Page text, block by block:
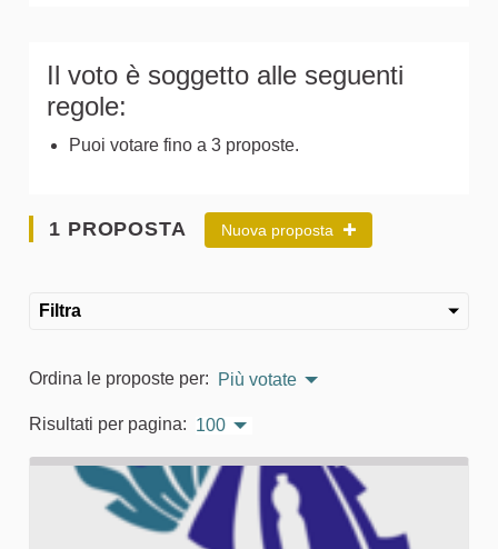
Il voto è soggetto alle seguenti
regole:
Puoi votare fino a 3 proposte.
1 PROPOSTA Nuova proposta
Filtra
Ordina le proposte per: Più votate
Risultati per pagina: 100